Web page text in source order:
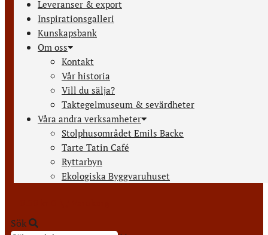
Leveranser & export
Inspirationsgalleri
Kunskapsbank
Om oss
Kontakt
Vår historia
Vill du sälja?
Taktegelmuseum & sevärdheter
Våra andra verksamheter
Stolphusområdet Emils Backe
Tarte Tatin Café
Ryttarbyn
Ekologiska Byggvaruhuset
Sök